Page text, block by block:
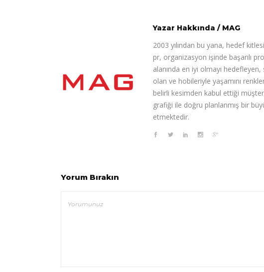
Yazar Hakkında / MAG
2003 yılından bu yana, hedef
pr, organizasyon işinde başarılı
alanında en iyi olmayı
olan ve hobileriyle yaşamını
belirli kesimden kabul ettiği
grafiği ile doğru planlanmış bir
etmektedir.
Yorum Bırakın